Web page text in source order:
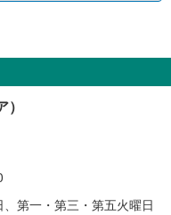
第一・第三・第五火曜日